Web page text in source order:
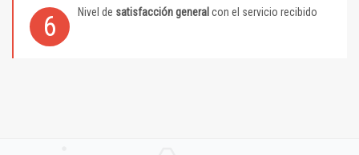
6 Nivel de satisfacción general con el servicio recibido